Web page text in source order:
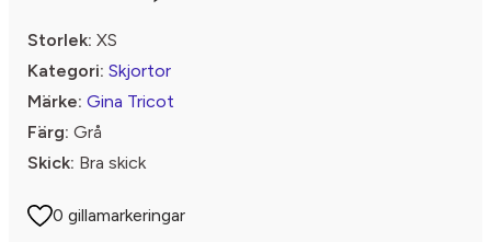
Storlek: XS
Kategori: Skjortor
Märke: Gina Tricot
Färg: Grå
Skick: Bra skick
0 gillamarkeringar